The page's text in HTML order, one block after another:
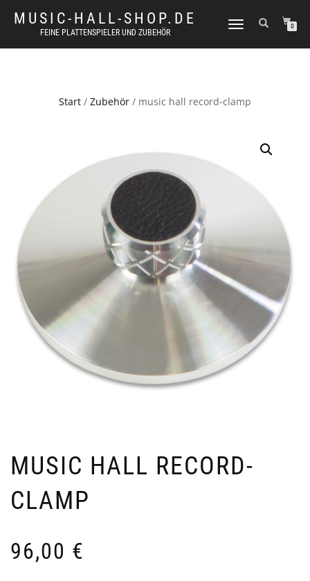
MUSIC-HALL-SHOP.DE
FEINE PLATTENSPIELER UND ZUBEHÖR
NAVIGATION
0
Start / Zubehör / music hall record-clamp
MUSIC HALL RECORD-
CLAMP
96,00 €